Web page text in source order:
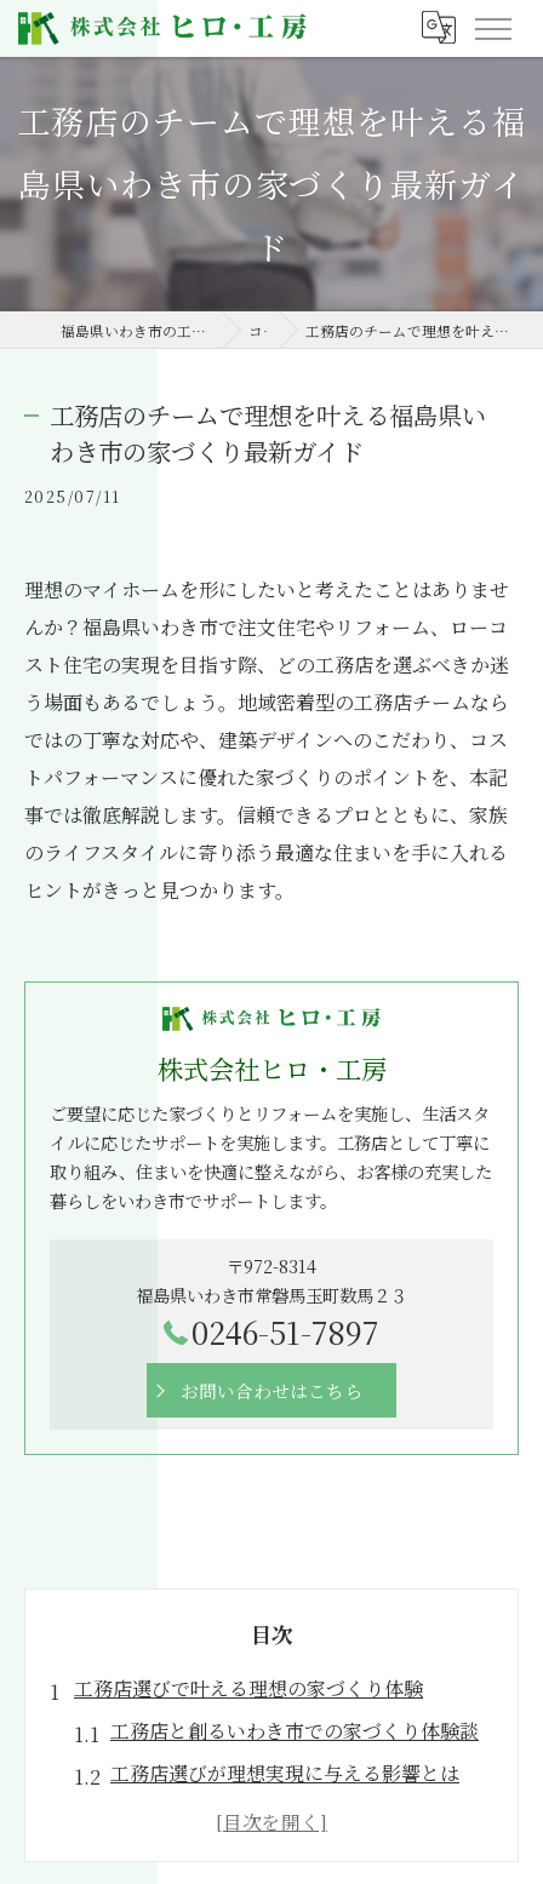
工務店のチームで理想を叶える福
島県いわき市の家づくり最新ガイ
ド
福島県いわき市の工務店なら株式会社ヒロ・工房 コラム 工務店のチームで理想を叶える福島県いわき市の家づくり最新ガイド
工務店のチームで理想を叶える福島県い
わき市の家づくり最新ガイド
2025/07/11
理想のマイホームを形にしたいと考えたことはありませ
んか？福島県いわき市で注文住宅やリフォーム、ローコ
スト住宅の実現を目指す際、どの工務店を選ぶべきか迷
う場面もあるでしょう。地域密着型の工務店チームなら
ではの丁寧な対応や、建築デザインへのこだわり、コス
トパフォーマンスに優れた家づくりのポイントを、本記
事では徹底解説します。信頼できるプロとともに、家族
のライフスタイルに寄り添う最適な住まいを手に入れる
ヒントがきっと見つかります。
株式会社ヒロ・工房
ご要望に応じた家づくりとリフォームを実施し、生活スタ
イルに応じたサポートを実施します。工務店として丁寧に
取り組み、住まいを快適に整えながら、お客様の充実した
暮らしをいわき市でサポートします。
〒972-8314
福島県いわき市常磐馬玉町数馬２３
0246-51-7897
お問い合わせはこちら
目次
工務店選びで叶える理想の家づくり体験
工務店と創るいわき市での家づくり体験談
工務店選びが理想実現に与える影響とは
口コミで分かる工務店の評判と信頼性